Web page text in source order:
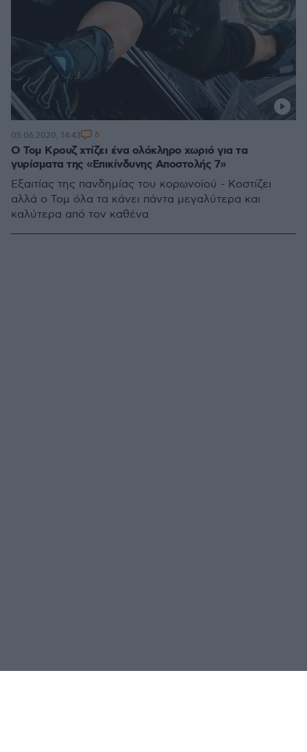
Ο Τομ Κρουζ χτίζει ένα ολόκληρο χωριό για τα
γυρίσματα της «Επικίνδυνης Αποστολής 7»
Εξαιτίας της πανδημίας του κορωνοϊού - Κοστίζει
αλλά ο Τομ όλα τα κάνει πάντα μεγαλύτερα και
καλύτερα από τον καθένα
05.06.2020, 14:43 6